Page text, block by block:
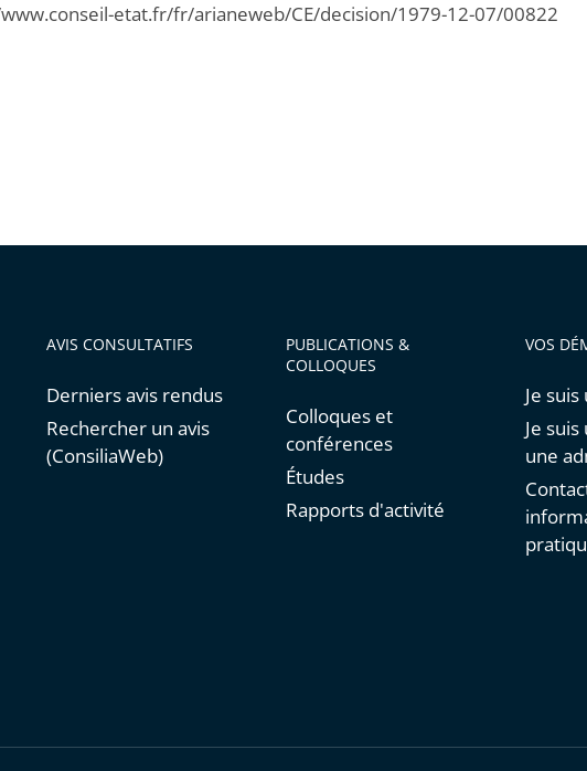
etat.fr/fr/arianeweb/CE/decision/1979-12-07/00822
AVIS CONSULTATIFS
Derniers avis rendus
Rechercher un avis
(ConsiliaWeb)
PUBLICATIONS &
COLLOQUES
Colloques et
conférences
Études
Rapports d'activité
VOS
Je
Je
une